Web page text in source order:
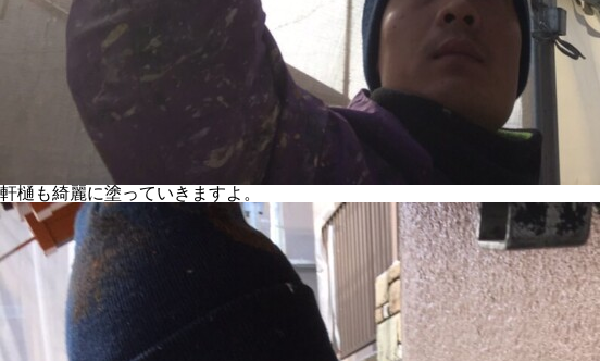
軒樋も綺麗に塗っていきますよ。